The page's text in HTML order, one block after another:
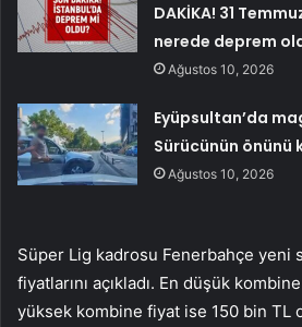
DAKİKA! 31
nerede deprem
Ağustos 10, 2026
Eyüpsultan’da
Sürücünün
Ağustos 10, 2026
Süper Lig kadrosu Fenerbahçe yeni
fiyatlarını açıkladı. En düşük
yüksek kombine fiyat ise 150 bin TL